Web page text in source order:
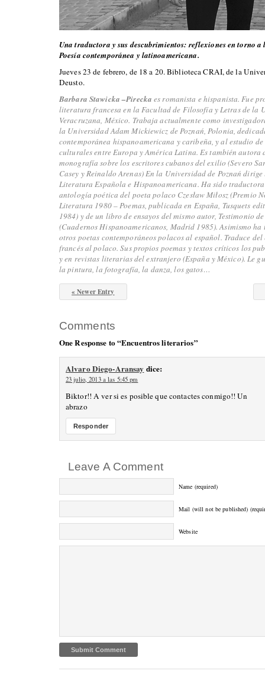
Una traductora y sus descubrimientos: reflexiones en torno
Poesía contemporánea y latinoamericana.
Jueves 23 de febrero, de 18 a 20. Biblioteca CRAI, de la
Deusto.
Barbara Stawicka –Pirecka es romanista e hispanista. Fue
literatura francesa en la Facultad de Filosofía y Letras de la
Veracruzana, México. Trabaja actualmente como
la Universidad Adam Mickiewicz de Poznań, Polonia,
contemporánea hispanoamericana y caribeña, y al estudio
culturales entre Europa y América Latina. Es también autora
monografía sobre los escritores cubanos del exilio (Severo
Casey y Reinaldo Arenas)En la Universidad de Poznań
Literatura Española e Hispanoamericana. Ha sido
antología poética del poeta polaco Czesław Miłosz (Premio
Literatura 1980 – Poemas, publicada en España, Tusquets
1984) y de un libro de ensayos del mismo autor, Testimonio
(Cuadernos Hispanoamericanos, Madrid 1985).Asimismo
otros poetas contemporáneos polacos al español. Traduce
francés al polaco. Sus propios poemas y textos críticos los
y en revistas literarias del extranjero (España y México). Le
la pintura, la fotografía, la danza, los gatos…
« Newer Entry
Comments
One Response to “Encuentros literarios”
Alvaro Diego-Aransay dice:
23 julio, 2013 a las 5:45 pm
Biktor!! A ver si es posible que contactes conmigo!! Un
abrazo
Responder
Leave A Comment
Name (required)
Mail (will not be published)
Website